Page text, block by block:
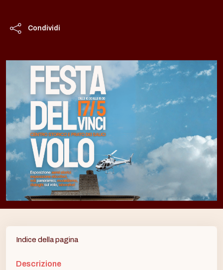
Condividi
Indice della pagina
Descrizione